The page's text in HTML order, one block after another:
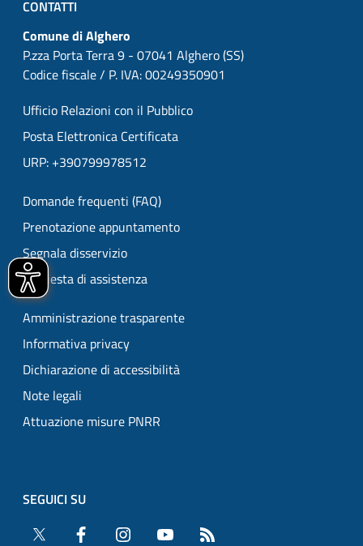
CONTATTI
Comune di Alghero
P.zza Porta Terra 9 - 07041 Alghero (SS)
Codice fiscale / P. IVA: 00249350901
Ufficio Relazioni con il Pubblico
Posta Elettronica Certificata
URP: +390799978512
Domande frequenti (FAQ)
Prenotazione appuntamento
Segnala disservizio
Richiesta di assistenza
Amministrazione trasparente
Informativa privacy
Dichiarazione di accessibilità
Note legali
Attuazione misure PNRR
SEGUICI SU
Twitter
Facebook Instagram YouTube